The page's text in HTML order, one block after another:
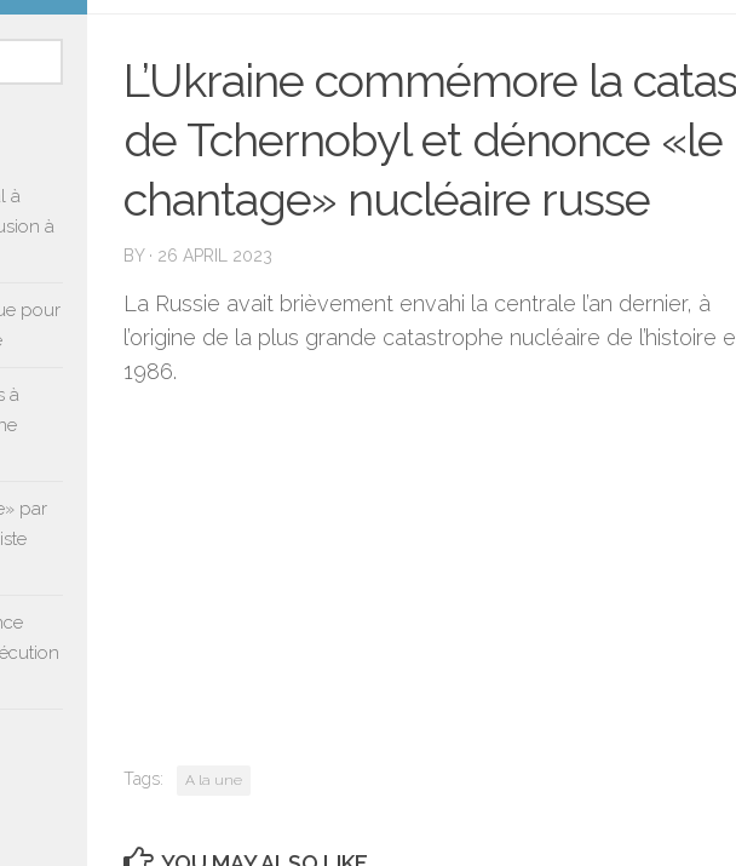
L’Ukraine commémore la
de Tchernobyl et dénonce «le
chantage» nucléaire russe
BY · 26 APRIL 2023
La Russie avait brièvement envahi la centrale l’an dernier, à
l’origine de la plus grande catastrophe nucléaire de l’histoire
1986.
Tags: A la une
à
à
pour
à
par